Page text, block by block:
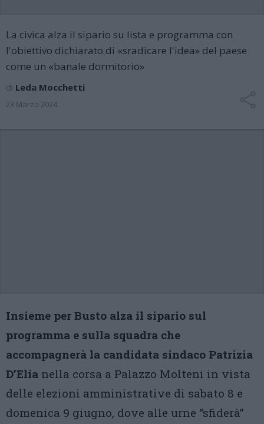
La civica alza il sipario su lista e programma con
l'obiettivo dichiarato di «sradicare l'idea» del paese
come un «banale dormitorio»
di Leda Mocchetti
23 Marzo 2024
Insieme per Busto alza il sipario sul
programma e sulla squadra che
accompagnerà la candidata sindaco Patrizia
D’Elia nella corsa a Palazzo Molteni in vista
delle elezioni amministrative di sabato 8 e
domenica 9 giugno, dove alle urne “sfiderà”